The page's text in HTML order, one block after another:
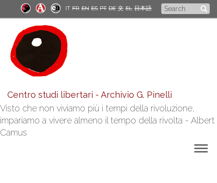
to
main
content
Search
IT FR EN ES PT DE 文 EL 日本語
Centro studi libertari - Archivio G. Pinelli
Visto che non viviamo più i tempi della rivoluzione,
impariamo a vivere almeno il tempo della rivolta - Albert
Camus